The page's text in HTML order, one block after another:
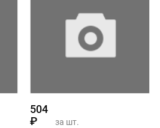
504
₽
за шт.